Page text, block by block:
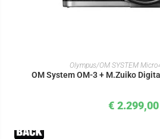
IN DEN
Olympus/OM SYSTEM
OM System OM-3 + M.Zuiko
€ 2.299,00